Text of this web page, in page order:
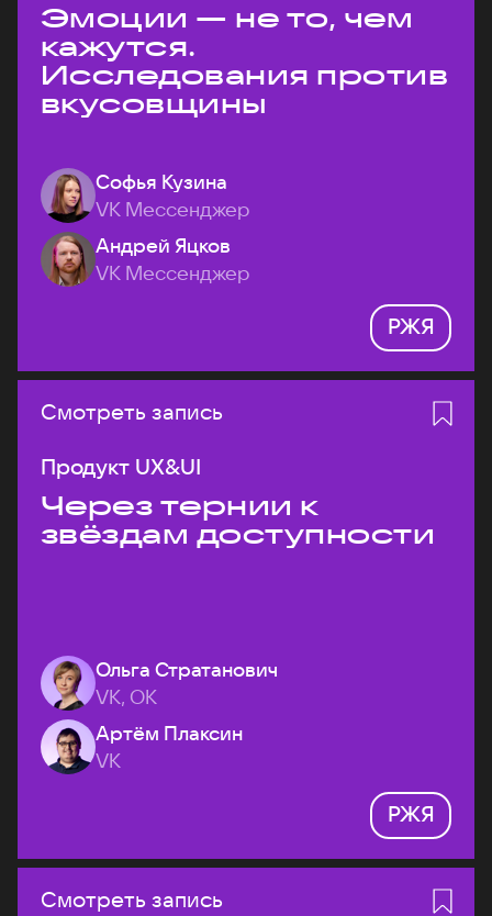
Эмоции — не то, чем
кажутся.
Исследования против
вкусовщины
Софья Кузина
VK Мессенджер
Андрей Яцков
VK Мессенджер
РЖЯ
Смотреть запись
Продукт UX&UI
Через тернии к
звёздам доступности
Ольга Стратанович
VK, ОК
Артём Плаксин
VK
РЖЯ
Смотреть запись